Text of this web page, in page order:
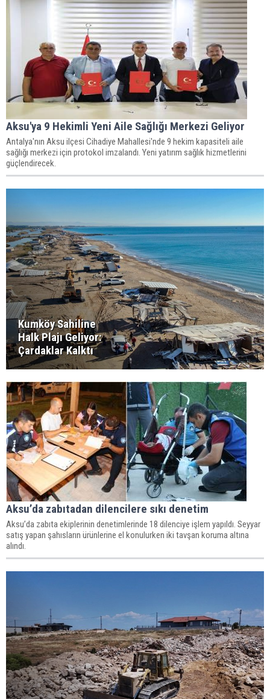
Aksu'ya 9 Hekimli Yeni Aile Sağlığı Merkezi Geliyor
Antalya'nın Aksu ilçesi Cihadiye Mahallesi'nde 9 hekim kapasiteli aile
sağlığı merkezi için protokol imzalandı. Yeni yatırım sağlık hizmetlerini
güçlendirecek.
Kumköy Sahiline
Halk Plajı Geliyor:
Çardaklar Kalktı
Aksu’da zabıtadan dilencilere sıkı denetim
Aksu’da zabıta ekiplerinin denetimlerinde 18 dilenciye işlem yapıldı. Seyyar
satış yapan şahısların ürünlerine el konulurken iki tavşan koruma altına
alındı.